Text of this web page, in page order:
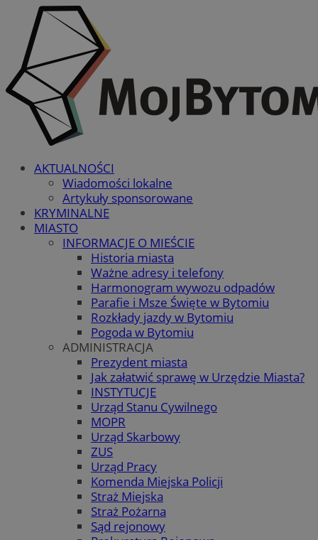
AKTUALNOŚCI
Wiadomości lokalne
Artykuły sponsorowane
KRYMINALNE
MIASTO
INFORMACJE O MIEŚCIE
Historia miasta
Ważne adresy i telefony
Harmonogram wywozu odpadów
Parafie i Msze Święte w Bytomiu
Rozkłady jazdy w Bytomiu
Pogoda w Bytomiu
ADMINISTRACJA
Prezydent miasta
Jak załatwić sprawę w Urzędzie Miasta?
INSTYTUCJE
Urząd Stanu Cywilnego
MOPR
Urząd Skarbowy
ZUS
Urząd Pracy
Komenda Miejska Policji
Straż Miejska
Straż Pożarna
Sąd rejonowy